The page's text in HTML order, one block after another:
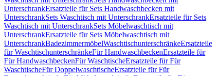
UnterschrankErsatzteile für Sets Handwaschbecken mit
UnterschrankSets Waschtisch mit UnterschrankErsatzteile für Sets
Waschtisch mit UnterschrankSets Möbelwaschtisch mit
UnterschrankErsatzteile für Sets Möbelwaschtisch mit
UnterschrankBadezimmermöbelWaschtischunterschränkeErsatzteile
für WaschtischunterschränkeFür HandwaschbeckenErsatzteile für
Für HandwaschbeckenFür WaschtischeErsatzteile für Für
WaschtischeFür DoppelwaschtischeErsatzteile für Für